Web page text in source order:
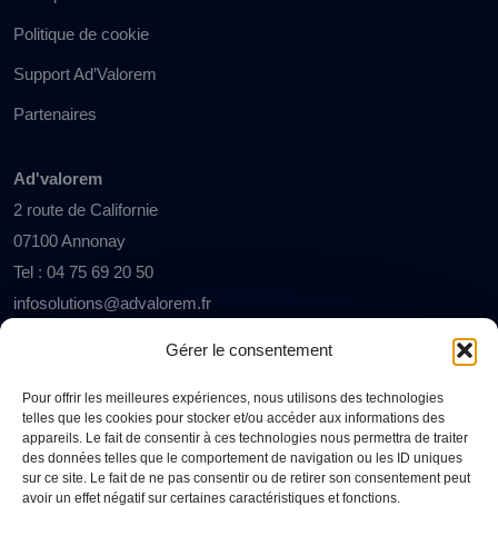
Gérer le consentement
Pour offrir les meilleures expériences, nous utilisons des technologies
telles que les cookies pour stocker et/ou accéder aux informations des
appareils. Le fait de consentir à ces technologies nous permettra de traiter
des données telles que le comportement de navigation ou les ID uniques
sur ce site. Le fait de ne pas consentir ou de retirer son consentement peut
avoir un effet négatif sur certaines caractéristiques et fonctions.
Politique de cookie
Support Ad’Valorem
Partenaires
Ad'valorem
2 route de Californie
07100 Annonay
Tel : 04 75 69 20 50
infosolutions@advalorem.fr
Copyright© 2024 - Ad'valorem - Tous droits réservés